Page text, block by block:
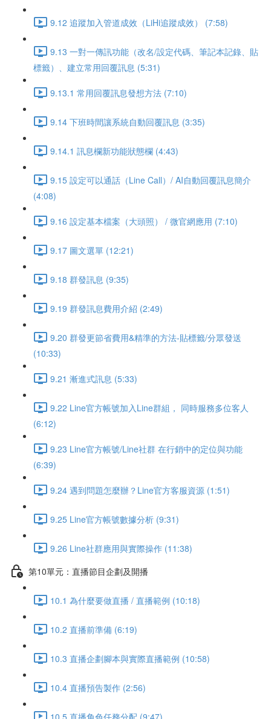
9.12 追蹤加入管道成效（LiHi追蹤成效） (7:58)
9.13 一對一傳訊功能（改名/設定代碼、筆記本記錄、貼
標籤）、建立常用回覆訊息 (5:31)
9.13.1 常用回覆訊息發想方法 (7:10)
9.14 下班時間讓系統自動回覆訊息 (3:35)
9.14.1 訊息欄新功能狀態欄 (4:43)
9.15 設定可以通話（Line Call）/ AI自動回覆訊息簡介
(4:08)
9.16 設定基本檔案（大頭照） / 微官網應用 (7:10)
9.17 圖文選單 (12:21)
9.18 群發訊息 (9:35)
9.19 群發訊息費用介紹 (2:49)
9.20 群發更節省費用&精準的方法-貼標籤/分眾發送
(10:33)
9.21 漸進式訊息 (5:33)
9.22 Line官方帳號加入Line群組， 同時服務多位客人
(6:12)
9.23 Line官方帳號/Line社群 在行銷中的定位與功能
(6:39)
9.24 遇到問題怎麼辦？Line官方客服資源 (1:51)
9.25 Line官方帳號數據分析 (9:31)
9.26 Line社群應用與實際操作 (11:38)
第10單元：直播節目企劃及開播
10.1 為什麼要做直播 / 直播範例 (10:18)
10.2 直播前準備 (6:19)
10.3 直播企劃腳本與實際直播範例 (10:58)
10.4 直播預告製作 (2:56)
10.5 直播角色任務分配 (9:47)